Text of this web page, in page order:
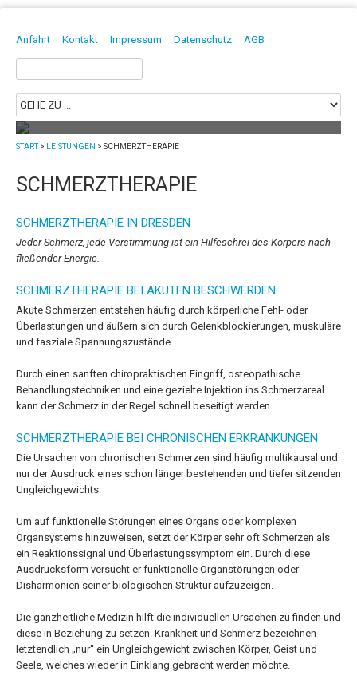
DAVID BORGMANN
HEILPRAKTIKER | PHYSIOTHERAPEUT | OSTEOPATH
Anfahrt Kontakt Impressum Datenschutz
AGB
Suchen
nach:
Mit Osteopathie in Dresden die
Die Osteopathie ist eine sanfte Heilmethode
mehr
START> LEISTUNGEN > SCHMERZTHERAPIE
SCHMERZTHERAPIE
SCHMERZTHERAPIE IN DRESDEN
Jeder Schmerz, jede Verstimmung ist ein Hilfeschrei des Körpers nach
fließender Energie.
SCHMERZTHERAPIE BEI AKUTEN BESCHWERDEN
Akute Schmerzen entstehen häufig durch körperliche Fehl- oder
Überlastungen und äußern sich durch Gelenkblockierungen, muskuläre
und fasziale Spannungszustände.
Durch einen sanften chiropraktischen Eingriff, osteopathische
Behandlungstechniken und eine gezielte Injektion ins Schmerzareal
kann der Schmerz in der Regel schnell beseitigt werden.
SCHMERZTHERAPIE BEI CHRONISCHEN ERKRANKUNGEN
Die Ursachen von chronischen Schmerzen sind häufig multikausal und
nur der Ausdruck eines schon länger bestehenden und tiefer sitzenden
Ungleichgewichts.
Um auf funktionelle Störungen eines Organs oder komplexen
Organsystems hinzuweisen, setzt der Körper sehr oft Schmerzen als
ein Reaktionssignal und Überlastungssymptom ein. Durch diese
Ausdrucksform versucht er funktionelle Organstörungen oder
Disharmonien seiner biologischen Struktur aufzuzeigen.
Die ganzheitliche Medizin hilft die individuellen Ursachen zu finden und
diese in Beziehung zu setzen. Krankheit und Schmerz bezeichnen
letztendlich „nur“ ein Ungleichgewicht zwischen Körper, Geist und
Seele, welches wieder in Einklang gebracht werden möchte.